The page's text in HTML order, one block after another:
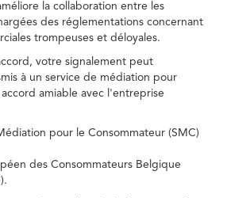
la collaboration entre les
des réglementations concernant
trompeuses et déloyales.
votre signalement peut
à un service de médiation pour
amiable avec l'entreprise
pour le Consommateur (SMC)
des Consommateurs Belgique